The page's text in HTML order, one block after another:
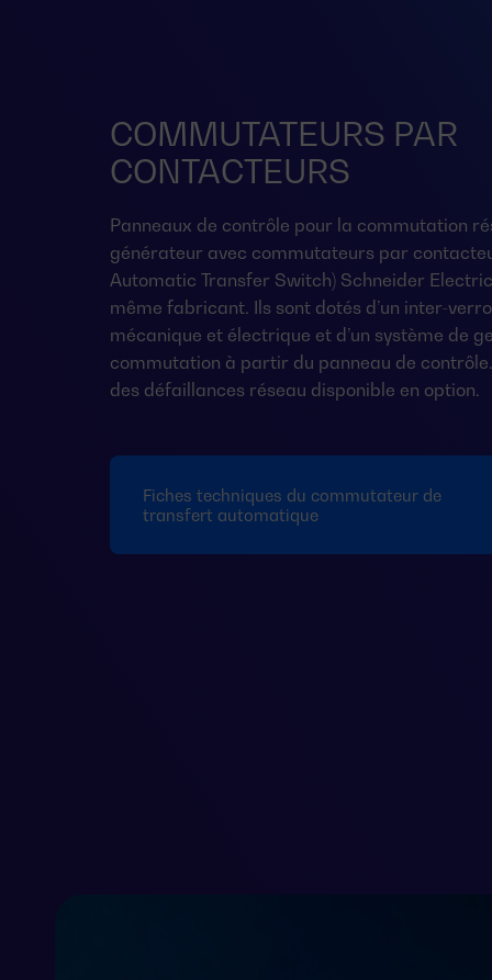
COMMUTATEURS PAR
CONTACTEURS
Panneaux de contrôle pour la commutation
générateur avec commutateurs par
Automatic Transfer Switch) Schneider
même fabricant. Ils sont dotés d’un inter-
mécanique et électrique et d’un système de
commutation à partir du panneau de
des défaillances réseau disponible en option.
Fiches techniques du commutateur de
transfert automatique